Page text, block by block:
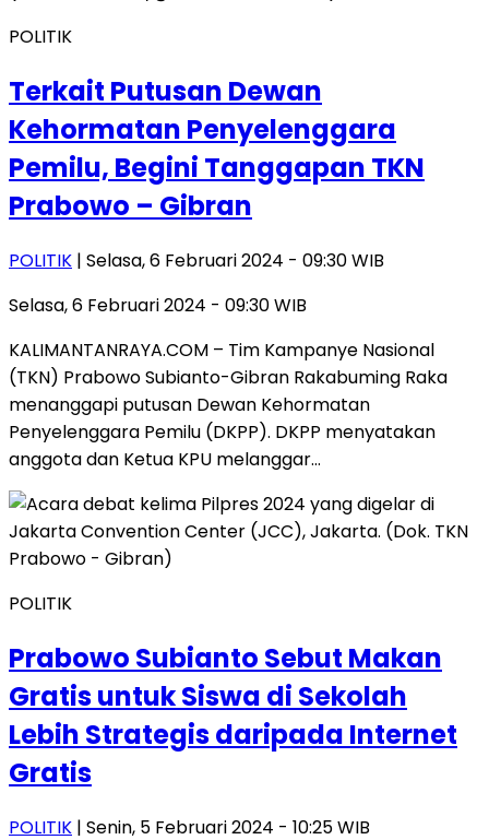
POLITIK
Terkait Putusan Dewan
Kehormatan Penyelenggara
Pemilu, Begini Tanggapan TKN
Prabowo – Gibran
POLITIK | Selasa, 6 Februari 2024 - 09:30 WIB
Selasa, 6 Februari 2024 - 09:30 WIB
KALIMANTANRAYA.COM – Tim Kampanye Nasional
(TKN) Prabowo Subianto-Gibran Rakabuming Raka
menanggapi putusan Dewan Kehormatan
Penyelenggara Pemilu (DKPP). DKPP menyatakan
anggota dan Ketua KPU melanggar…
POLITIK
Prabowo Subianto Sebut Makan
Gratis untuk Siswa di Sekolah
Lebih Strategis daripada Internet
Gratis
POLITIK | Senin, 5 Februari 2024 - 10:25 WIB